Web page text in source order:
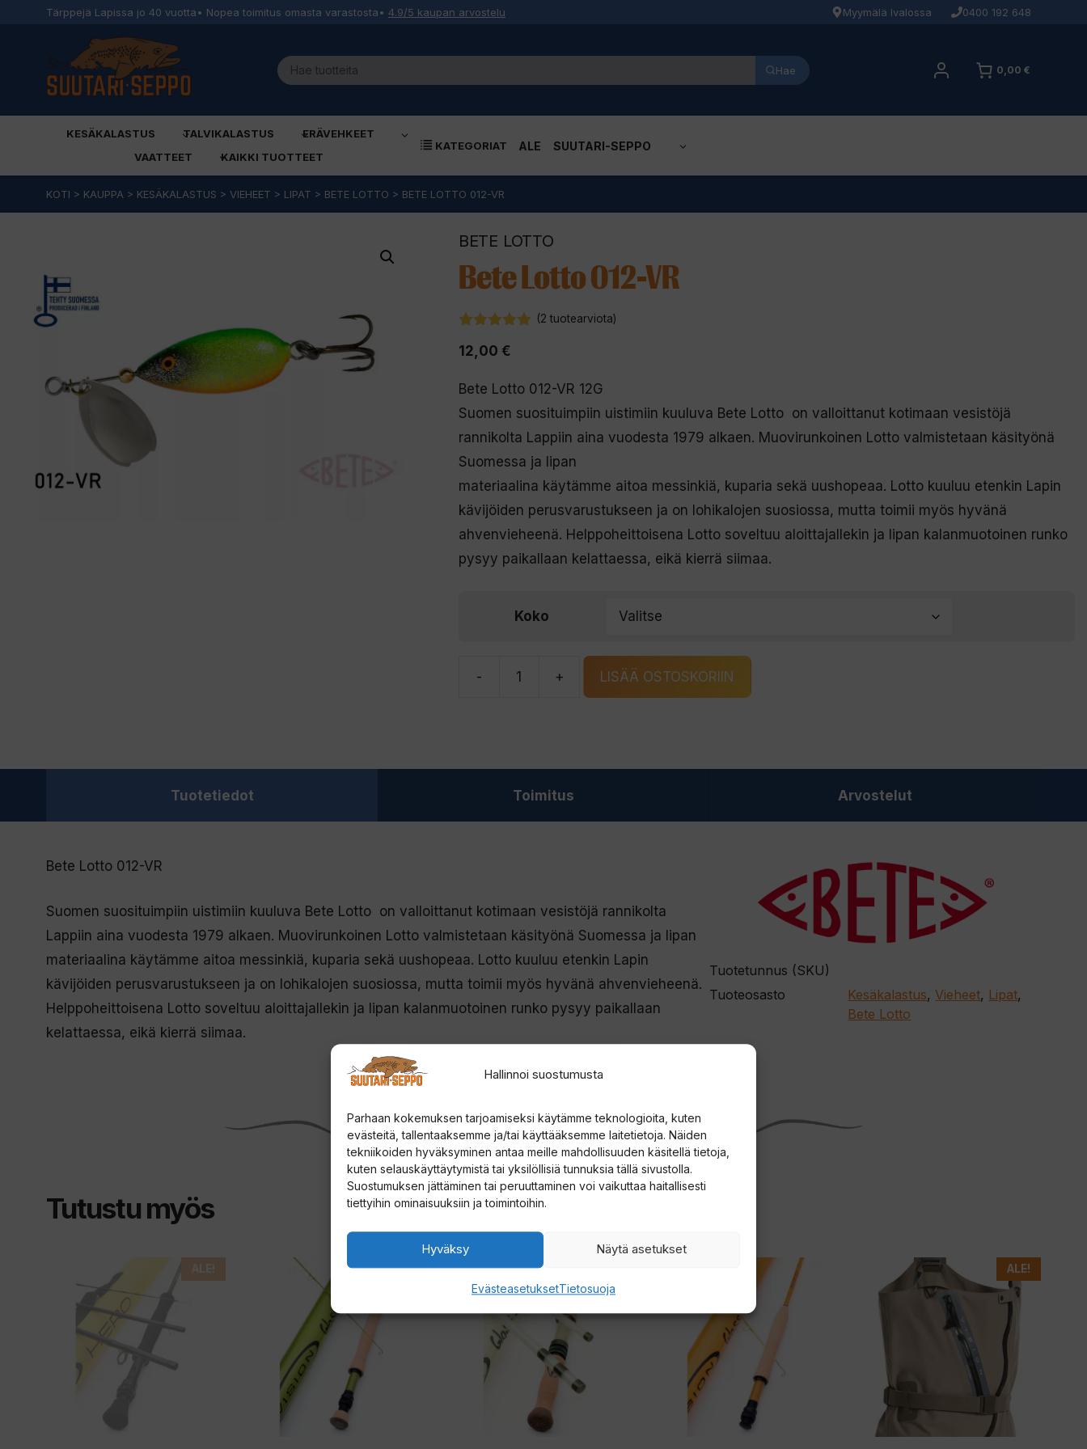
Hallinnoi suostumusta
Parhaan kokemuksen tarjoamiseksi käytämme teknologioita, kuten
evästeitä, tallentaaksemme ja/tai käyttääksemme laitetietoja. Näiden
tekniikoiden hyväksyminen antaa meille mahdollisuuden käsitellä tietoja,
kuten selauskäyttäytymistä tai yksilöllisiä tunnuksia tällä sivustolla.
Suostumuksen jättäminen tai peruuttaminen voi vaikuttaa haitallisesti
tiettyihin ominaisuuksiin ja toimintoihin.
Hyväksy Näytä asetukset
EvästeasetuksetTietosuoja
Tärppejä Lapissa jo 40 vuotta• Nopea toimitus omasta varastosta• 4.9/5 kaupan arvostelu Myymälä Ivalossa 0400 192 648
Hae 0,00 €
KESÄKALASTUS TALVIKALASTUS
ERÄVEHKEET
VAATTEET
KAIKKI TUOTTEET
KATEGORIAT ALE SUUTARI-SEPPO
sisältöön
KOTI > KAUPPA > KESÄKALASTUS > VIEHEET > LIPAT > BETE LOTTO > BETE LOTTO 012-VR
BETE LOTTO
Bete Lotto 012-VR
(2 tuotearviota)
12,00 €
Bete Lotto 012-VR 12G
Suomen suosituimpiin uistimiin kuuluva Bete Lotto on valloittanut kotimaan vesistöjä
rannikolta Lappiin aina vuodesta 1979 alkaen. Muovirunkoinen Lotto valmistetaan käsityönä
Suomessa ja lipan
materiaalina käytämme aitoa messinkiä, kuparia sekä uushopeaa. Lotto kuuluu etenkin Lapin
kävijöiden perusvarustukseen ja on lohikalojen suosiossa, mutta toimii myös hyvänä
ahvenvieheenä. Helppoheittoisena Lotto soveltuu aloittajallekin ja lipan kalanmuotoinen runko
pysyy paikallaan kelattaessa, eikä kierrä siimaa.
Koko
- + LISÄÄ OSTOSKORIIN
Tuotetiedot Toimitus Arvostelut
Bete Lotto 012-VR
Suomen suosituimpiin uistimiin kuuluva Bete Lotto on valloittanut kotimaan vesistöjä rannikolta
Lappiin aina vuodesta 1979 alkaen. Muovirunkoinen Lotto valmistetaan käsityönä Suomessa ja lipan
materiaalina käytämme aitoa messinkiä, kuparia sekä uushopeaa. Lotto kuuluu etenkin Lapin
kävijöiden perusvarustukseen ja on lohikalojen suosiossa, mutta toimii myös hyvänä ahvenvieheenä.
Helppoheittoisena Lotto soveltuu aloittajallekin ja lipan kalanmuotoinen runko pysyy paikallaan
kelattaessa, eikä kierrä siimaa.
Tuotetunnus (SKU)
Tuoteosasto
Kesäkalastus,Vieheet, Lipat,
Bete Lotto
Tutustu myös
ALE!
tuotteella
useampi
muunnelma.
ALE!
tuotteella
useampi
Voit
tehdä
valinnat